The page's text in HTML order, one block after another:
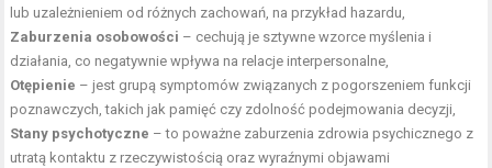
lub uzależnieniem od różnych zachowań, na przykład hazardu,
Zaburzenia osobowości – cechują je sztywne wzorce myślenia i
działania, co negatywnie wpływa na relacje interpersonalne,
Otępienie – jest grupą symptomów związanych z pogorszeniem funkcji
poznawczych, takich jak pamięć czy zdolność podejmowania decyzji,
Stany psychotyczne – to poważne zaburzenia zdrowia psychicznego z
utratą kontaktu z rzeczywistością oraz wyraźnymi objawami